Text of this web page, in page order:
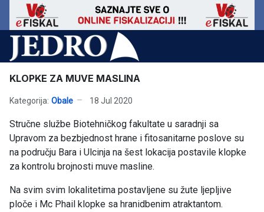
KLOPKE ZA MUVE MASLINA
Kategorija: Obale 18 Jul 2020
Stručne službe Biotehničkog fakultate u saradnji sa
Upravom za bezbjednost hrane i fitosanitarne poslove su
na području Bara i Ulcinja na šest lokacija postavile klopke
za kontrolu brojnosti muve masline.
Na svim svim lokalitetima postavljene su žute ljepljive
ploče i Mc Phail klopke sa hranidbenim atraktantom.